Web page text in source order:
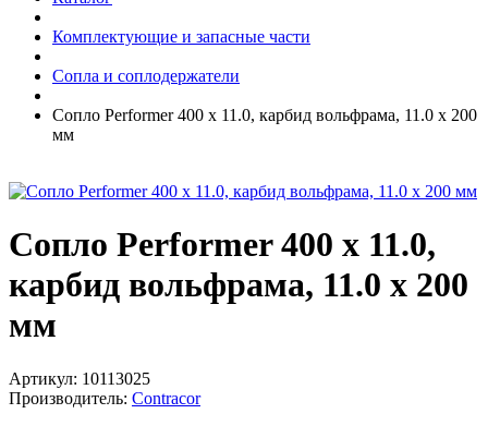
Комплектующие и запасные части
Сопла и соплодержатели
Сопло Performer 400 х 11.0, карбид вольфрама, 11.0 х 200
мм
Сопло Performer 400 х 11.0,
карбид вольфрама, 11.0 х 200
мм
Артикул: 10113025
Производитель: Contracor